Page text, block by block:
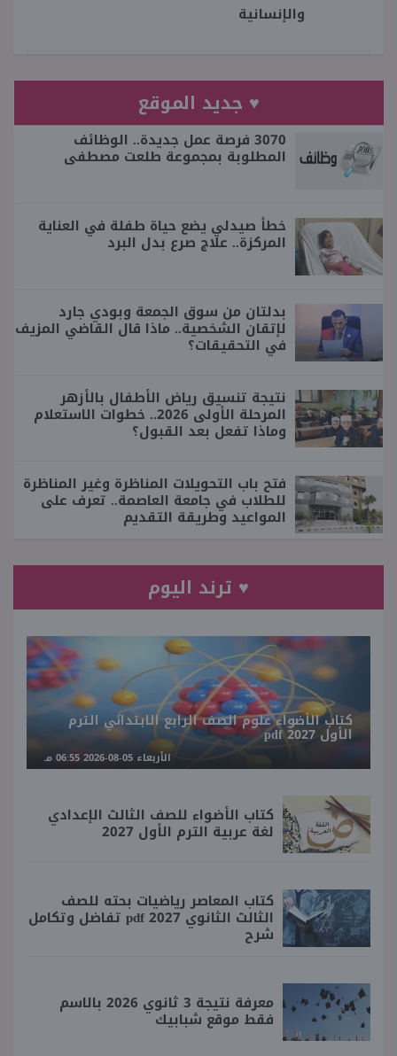
والإنسانية
♥ جديد الموقع
3070 فرصة عمل جديدة.. الوظائف
المطلوبة بمجموعة طلعت مصطفى
خطأ صيدلي يضع حياة طفلة في العناية
المركزة.. علاج صرع بدل البرد
بدلتان من سوق الجمعة وبودي جارد
لإتقان الشخصية.. ماذا قال القاضي المزيف
في التحقيقات؟
نتيجة تنسيق رياض الأطفال بالأزهر
المرحلة الأولى 2026.. خطوات الاستعلام
وماذا تفعل بعد القبول؟
فتح باب التحويلات المناظرة وغير المناظرة
للطلاب في جامعة العاصمة.. تعرف على
المواعيد وطريقة التقديم
♥ ترند اليوم
كتاب الأضواء علوم الصف الرابع الابتدائي الترم
الأول 2027 pdf
الأربعاء 05-08-2026 06:55 مـ
كتاب الأضواء للصف الثالث الإعدادي
لغة عربية الترم الأول 2027
كتاب المعاصر رياضيات بحته للصف
الثالث الثانوي 2027 pdf تفاضل وتكامل
شرح
معرفة نتيجة 3 ثانوي 2026 بالاسم
فقط موقع شبابيك